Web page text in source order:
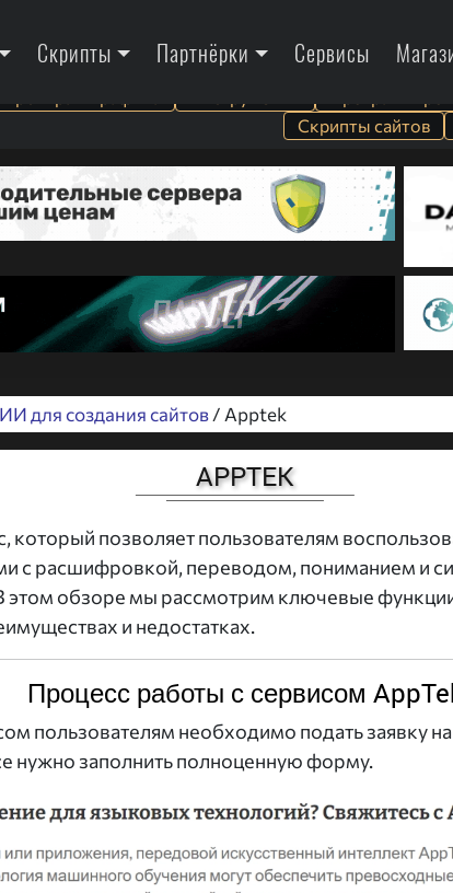
Скрипты Партнёрки Сервисы
Скрипты сайтов
ИИ для создания сайтов/ Apptek
APPTEK
который позволяет пользователям
с расшифровкой, переводом, пониманием и
этом обзоре мы рассмотрим ключевые функции
и недостатках.
Процесс работы с сервисом
пользователям необходимо подать заявку
нужно заполнить полноценную форму.